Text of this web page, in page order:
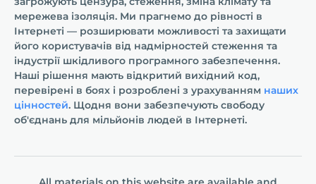
мережева ізоляція. Ми прагнемо до рівності в
Інтернеті — розширювати можливості та захищати
його користувачів від надмірностей стеження та
індустрії шкідливого програмного забезпечення.
Наші рішення мають відкритий вихідний код,
перевірені в боях і розроблені з урахуванням наших
цінностей. Щодня вони забезпечують свободу
об'єднань для мільйонів людей в Інтернеті.